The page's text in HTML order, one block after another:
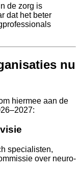
de zorg is
dat het beter
nu
hiermee aan de
specialisten,
over neuro-